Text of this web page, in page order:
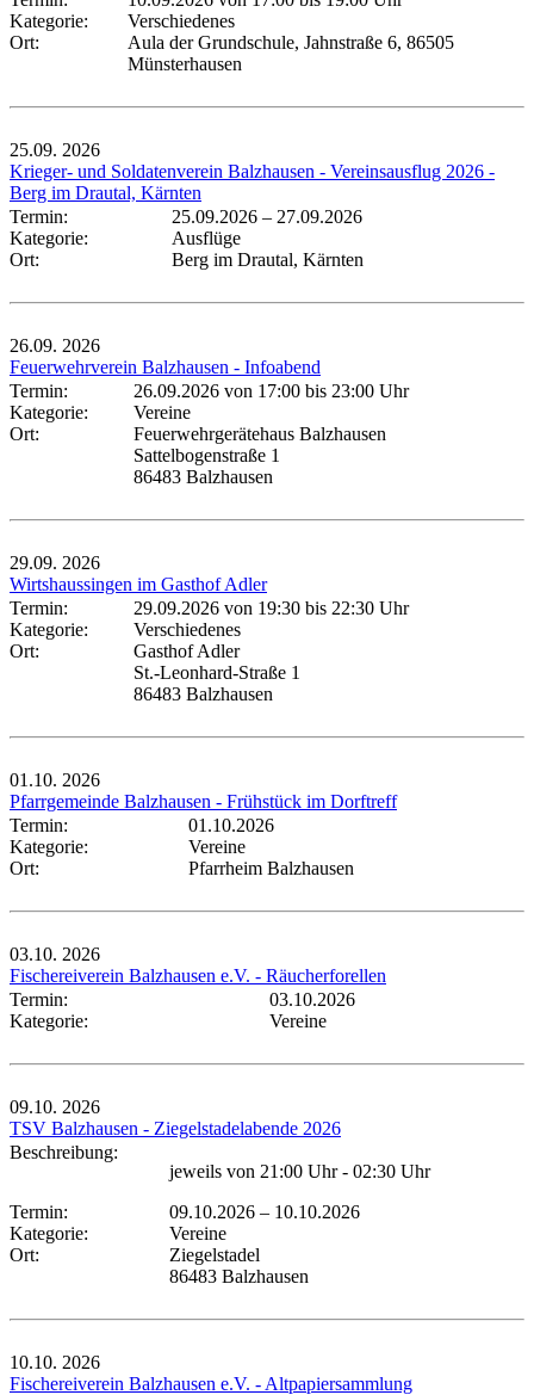
Kategorie:
Verschiedenes
Ort:
Aula der Grundschule, Jahnstraße 6, 86505
Münsterhausen
25.09. 2026
Krieger- und Soldatenverein Balzhausen - Vereinsausflug 2026 -
Berg im Drautal, Kärnten
Termin:
25.09.2026 – 27.09.2026
Kategorie:
Ausflüge
Ort:
Berg im Drautal, Kärnten
26.09. 2026
Feuerwehrverein Balzhausen - Infoabend
Termin:
26.09.2026 von 17:00 bis 23:00 Uhr
Kategorie:
Vereine
Ort:
Feuerwehrgerätehaus Balzhausen
Sattelbogenstraße 1
86483 Balzhausen
29.09. 2026
Wirtshaussingen im Gasthof Adler
Termin:
29.09.2026 von 19:30 bis 22:30 Uhr
Kategorie:
Verschiedenes
Ort:
Gasthof Adler
St.-Leonhard-Straße 1
86483 Balzhausen
01.10. 2026
Pfarrgemeinde Balzhausen - Frühstück im Dorftreff
Termin:
01.10.2026
Kategorie:
Vereine
Ort:
Pfarrheim Balzhausen
03.10. 2026
Fischereiverein Balzhausen e.V. - Räucherforellen
Termin:
03.10.2026
Kategorie:
Vereine
09.10. 2026
TSV Balzhausen - Ziegelstadelabende 2026
Beschreibung:
jeweils von 21:00 Uhr - 02:30 Uhr
Termin:
09.10.2026 – 10.10.2026
Kategorie:
Vereine
Ort:
Ziegelstadel
86483 Balzhausen
10.10. 2026
Fischereiverein Balzhausen e.V. - Altpapiersammlung